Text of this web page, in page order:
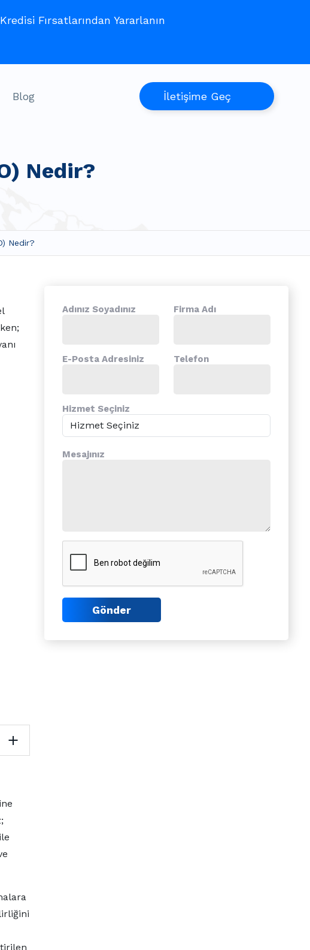
Fırsatlarından Yararlanın
Blog İletişime Geç
Nedir?
Nedir?
Adınız Soyadınız Firma Adı
E-Posta Adresiniz Telefon
Hizmet Seçiniz
Mesajınız
Gönder